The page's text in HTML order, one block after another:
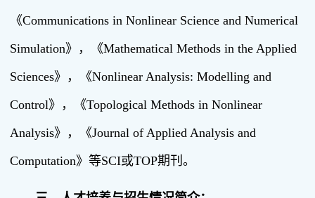
《Communications in Nonlinear Science and Numerical
Simulation》，《Mathematical Methods in the Applied
Sciences》，《Nonlinear Analysis: Modelling and
Control》，《Topological Methods in Nonlinear
Analysis》，《Journal of Applied Analysis and
Computation》等SCI或TOP期刊。